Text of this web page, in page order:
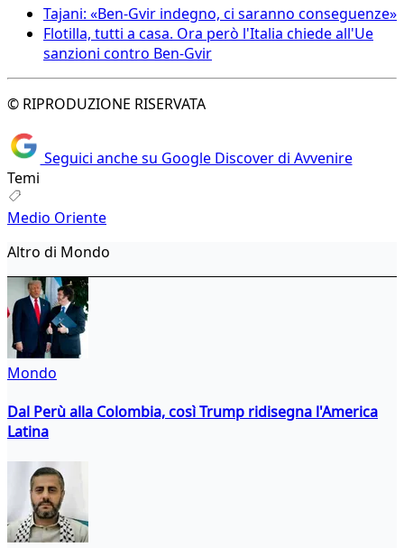
Tajani: «Ben-Gvir indegno, ci saranno conseguenze»
Flotilla, tutti a casa. Ora però l'Italia chiede all'Ue
sanzioni contro Ben-Gvir
© RIPRODUZIONE RISERVATA
Seguici anche su Google Discover di Avvenire
Temi
Medio Oriente
Altro di Mondo
Mondo
Dal Perù alla Colombia, così Trump ridisegna l'America
Latina